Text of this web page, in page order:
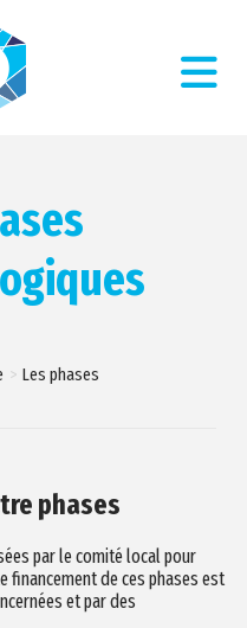
Les phases
phases
par le comité local pour
financement de ces phases est
et par des